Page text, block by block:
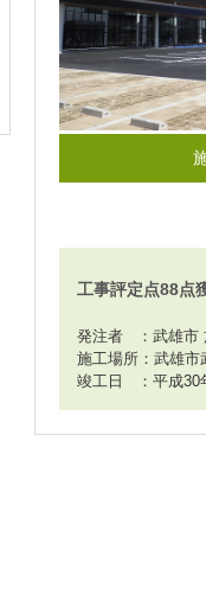
工事評定点88点
発注者 ：武雄市
施工場所：武雄市
竣工日 ：平成30